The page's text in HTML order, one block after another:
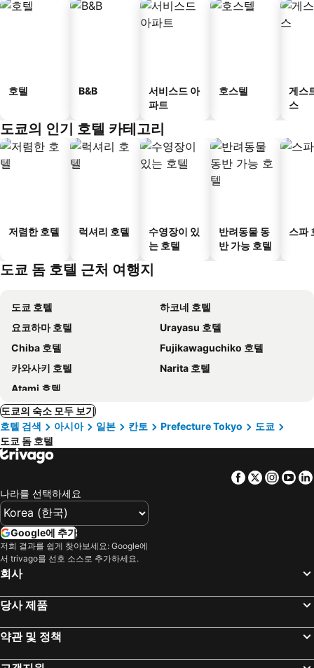
호텔 B&B
서비스드 아
파트
호스텔
게스
스
도쿄의 인기 호텔 카테고리
저렴한 호텔 럭셔리 호텔
수영장이 있
는 호텔
반려동물 동
반 가능 호텔
스파
도쿄 돔 호텔 근처 여행지
도쿄 호텔
하코네 호텔
요코하마 호텔
Urayasu 호텔
Chiba 호텔
Fujikawaguchiko 호텔
카와사키 호텔
Narita 호텔
Atami 호텔
도쿄의 숙소 모두 보기
호텔 검색
아시아 일본 칸토 Prefecture Tokyo
도쿄
도쿄 돔 호텔
Facebook
Twitter
나라를 선택하세요
Google에 추가
저희 결과를 쉽게 찾아보세요: Google에
서 trivago를 선호 소스로 추가하세요.
회사
당사 제품
약관 및 정책